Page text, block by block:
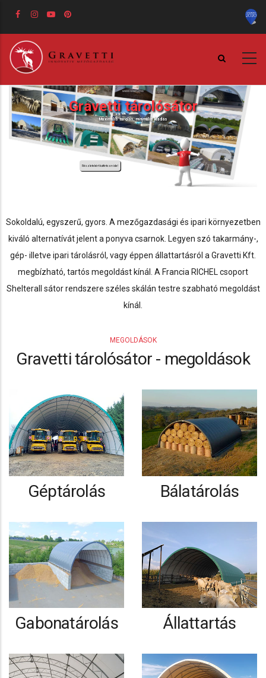
tartalomra
MINDEN IGÉNYÉT LEFEDI
Gravetti tárolósátor
Maximális tárolás, minimális kiadás
Részletekért kattintson ide!
Sokoldalú, egyszerű, gyors. A mezőgazdasági és ipari környezetben
kiváló alternatívát jelent a ponyva csarnok. Legyen szó takarmány-,
gép- illetve ipari tárolásról, vagy éppen állattartásról a Gravetti Kft.
megbízható, tartós megoldást kínál. A Francia RICHEL csoport
Shelterall sátor rendszere széles skálán testre szabható megoldást
kínál.
MEGOLDÁSOK
Gravetti tárolósátor - megoldások
Géptárolás Bálatárolás
Gabonatárolás Állattartás